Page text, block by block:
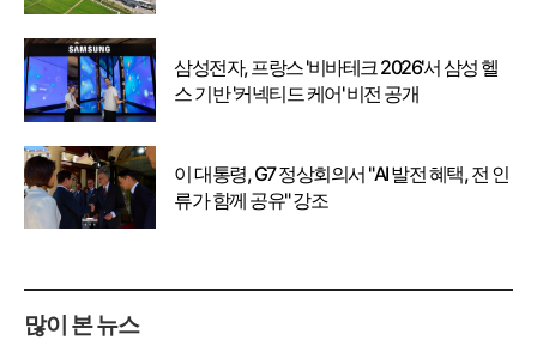
삼성전자, 프랑스 '비바테크 2026'서 삼성 헬
스 기반 '커넥티드 케어' 비전 공개
이 대통령, G7 정상회의서 "AI 발전 혜택, 전 인
류가 함께 공유" 강조
많이 본 뉴스